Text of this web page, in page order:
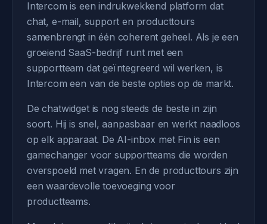
Intercom is een indrukwekkend platform dat
chat, e-mail, support en producttours
samenbrengt in één coherent geheel. Als je een
groeiend SaaS-bedrijf runt met een
supportteam dat geïntegreerd wil werken, is
Intercom een van de beste opties op de markt.
De chatwidget is nog steeds de beste in zijn
soort. Hij is snel, aanpasbaar en werkt naadloos
op elk apparaat. De AI-inbox met Fin is een
gamechanger voor supportteams die worden
overspoeld met vragen. En de producttours zijn
een waardevolle toevoeging voor
productteams.